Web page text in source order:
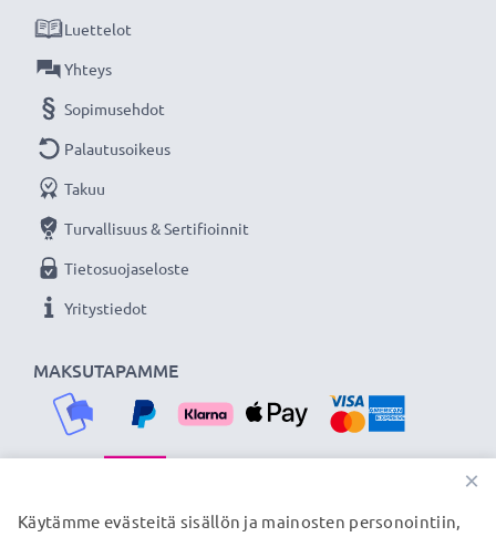
MAKSUTAPAMME
Luettelot
Yhteys
Sopimusehdot
Palautusoikeus
Takuu
Turvallisuus & Sertifioinnit
Tietosuojaseloste
Yritystiedot
TOIMITUSKUMPPANIMME
×
Käytämme evästeitä sisällön ja mainosten personointiin,